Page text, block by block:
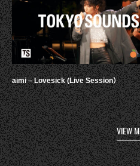
aimi – Lovesick (Live Session）
VIEW